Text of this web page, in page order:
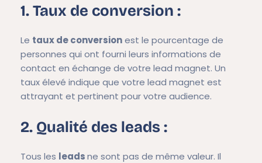
1. Taux de conversion :
Le taux de conversionest le pourcentage de
personnes qui ont fourni leurs informations de
contact en échange de votre lead magnet. Un
taux élevé indique que votre lead magnet est
attrayant et pertinent pour votre audience.
2. Qualité des leads :
Tous les leadsne sont pas de même valeur. Il